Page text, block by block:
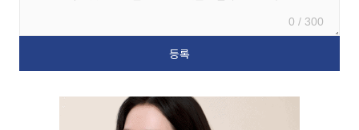
0 / 300